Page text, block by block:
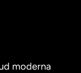
moderna